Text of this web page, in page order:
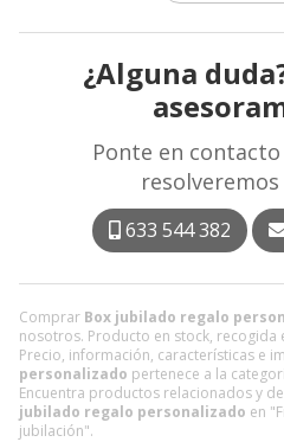
Comprar Box jubilado regalo
nosotros. Producto en stock, recogida
Precio, información, características e
personalizado pertenece a la
Encuentra productos relacionados y
jubilado regalo personalizado en
jubilación".
¿Alguna
Ponte en
633 544 382